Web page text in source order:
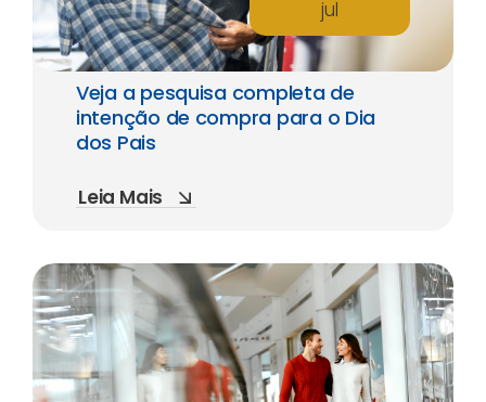
jul
Veja a pesquisa completa de
intenção de compra para o Dia
dos Pais
Leia Mais